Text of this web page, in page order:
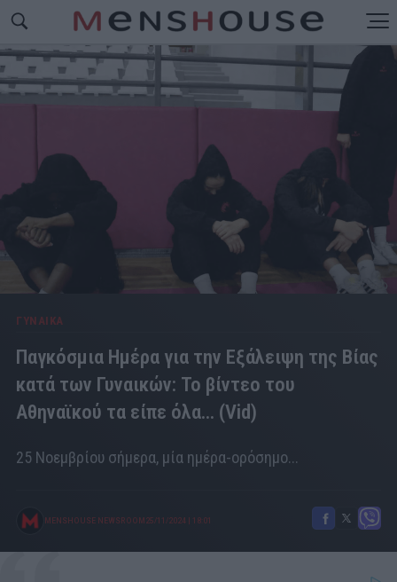
ΓΥΝΑΙΚΑ
Παγκόσμια Ημέρα για την Εξάλειψη της Βίας
κατά των Γυναικών: Το βίντεο του
Αθηναϊκού τα είπε όλα... (Vid)
25 Νοεμβρίου σήμερα, μία ημέρα-ορόσημο...
MENSHOUSE NEWSROOM 25/11/2024 18:01